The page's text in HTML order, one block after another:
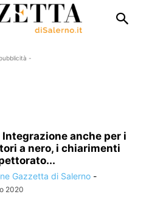
-
Integrazione anche per i
a nero, i chiarimenti
Gazzetta di Salerno -
2020